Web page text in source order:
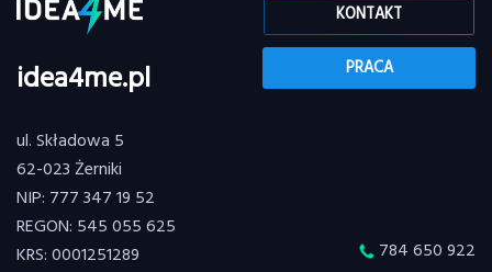
idea4me.pl
ul. Składowa 5
62-023 Żerniki
NIP: 777 347 19 52
REGON: 545 055 625
KRS: 0001251289
KONTAKT
PRACA
784 650 922